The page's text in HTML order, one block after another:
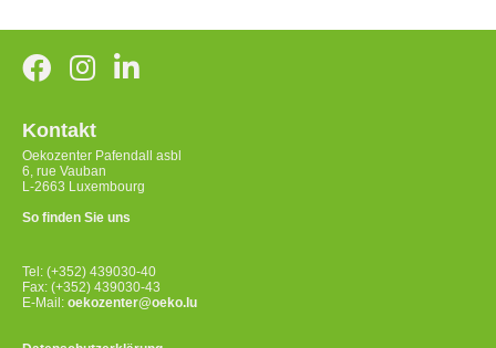
Kontakt
Oekozenter Pafendall asbl
6, rue Vauban
L-2663 Luxembourg
So finden Sie uns
Tel: (+352) 439030-40
Fax: (+352) 439030-43
E-Mail: oekozenter@oeko.lu